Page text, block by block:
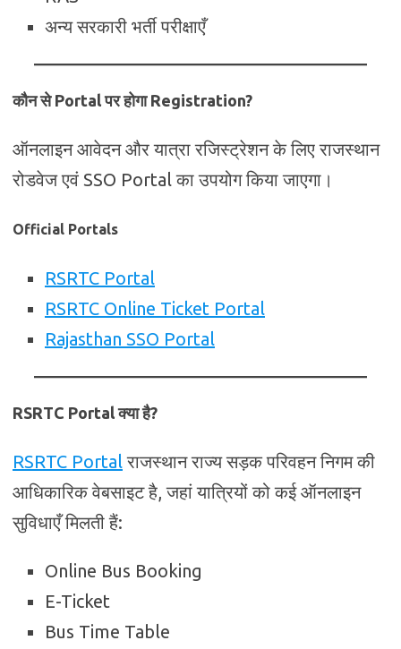
अन्य सरकारी भर्ती परीक्षाएँ
कौन से Portal पर होगा Registration?
ऑनलाइन आवेदन और यात्रा रजिस्ट्रेशन के लिए राजस्थान
रोडवेज एवं SSO Portal का उपयोग किया जाएगा।
Official Portals
RSRTC Portal
RSRTC Online Ticket Portal
Rajasthan SSO Portal
RSRTC Portal क्या है?
RSRTC Portalराजस्थान राज्य सड़क परिवहन निगम की
आधिकारिक वेबसाइट है, जहां यात्रियों को कई ऑनलाइन
सुविधाएँ मिलती हैं:
Online Bus Booking
E-Ticket
Bus Time Table